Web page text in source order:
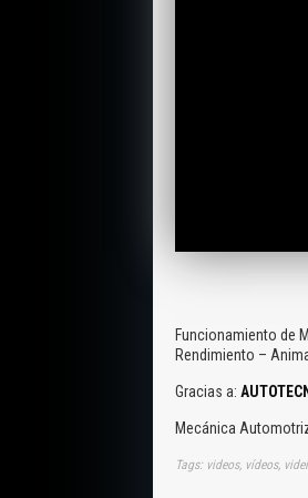
Funcionamiento de
Rendimiento –
Gracias a:
Mecánica